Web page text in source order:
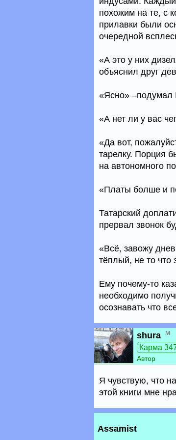
похожим на те, с
прилавки были
очередной
«А это у них
объяснил друг
«Ясно» –подумал
«А нет ли у вас
«Да вот,
тарелку. Порция
на автономного
«Платы болше и
Татарский
прервал звонок
«Всё, завожу
тёплый, не то что
Ему почему-то
необходимо
осознавать что
shura м
Карма
Автор
Я чувствую, что
этой книги мне
Assamist